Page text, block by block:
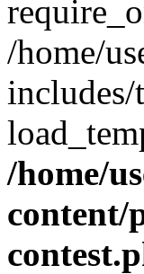
/home/
/home/
content/